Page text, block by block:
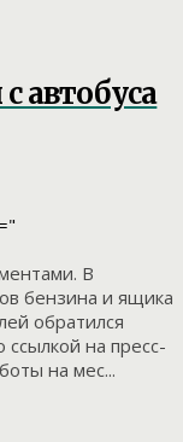
автобуса
В
бензина и ящика
обратился
на пресс-
на мес...